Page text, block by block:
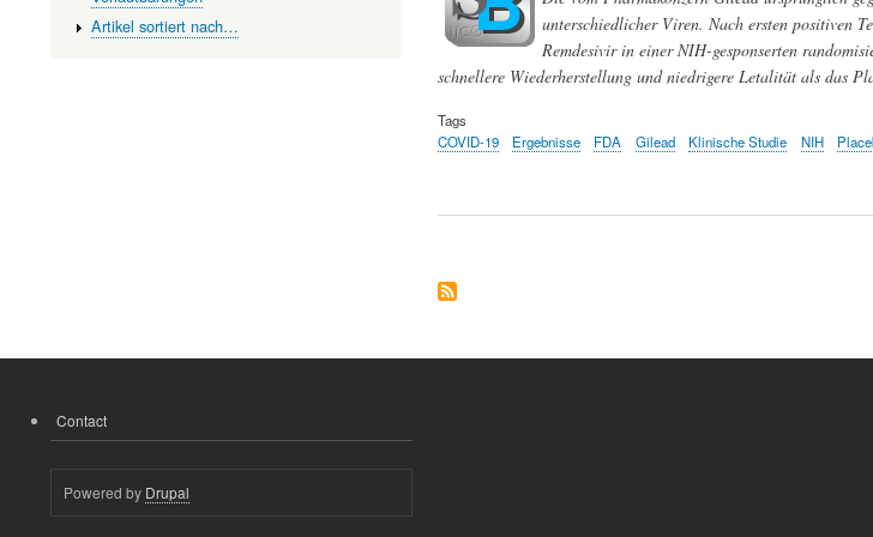
unterschiedlicher Viren. Nach ersten positiven
Remdesivir in einer NIH-gesponserten
schnellere Wiederherstellung und niedrigere Letalität als das
Tags
COVID-19
Ergebnisse FDA Gilead Klinische Studie NIH
Artikel sortiert nach…
FOOTER
Contact
Powered by Drupal